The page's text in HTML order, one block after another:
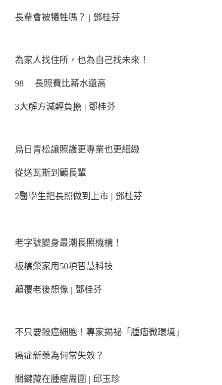
長輩會被犧牲嗎？ | 鄧桂芬
為家人找住所，也為自己找未來！
98 長照費比薪水還高
3大解方減輕負擔 | 鄧桂芬
烏日青松讓照護更專業也更細緻
從送瓦斯到顧長輩
2醫學生把長照做到上市 | 鄧桂芬
老字號變身最潮長照機構！
板橋榮家用50項智慧科技
顛覆老後想像 | 鄧桂芬
不只要殺癌細胞！專家揭祕「腫瘤微環境」
癌症新藥為何常失效？
關鍵藏在腫瘤周圍 | 邱玉珍